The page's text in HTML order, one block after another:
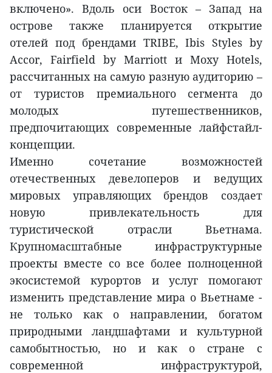
включено». Вдоль оси Восток – Запад на
острове также планируется открытие
отелей под брендами TRIBE, Ibis Styles by
Accor, Fairfield by Marriott и Moxy Hotels,
рассчитанных на самую разную аудиторию –
от туристов премиального сегмента до
молодых путешественников,
предпочитающих современные лайфстайл-
концепции.
Именно сочетание возможностей
отечественных девелоперов и ведущих
мировых управляющих брендов создает
новую привлекательность для
туристической отрасли Вьетнама.
Крупномасштабные инфраструктурные
проекты вместе со все более полноценной
экосистемой курортов и услуг помогают
изменить представление мира о Вьетнаме -
не только как о направлении, богатом
природными ландшафтами и культурной
самобытностью, но и как о стране с
современной инфраструктурой,